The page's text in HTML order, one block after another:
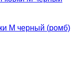
М черный (ромб)